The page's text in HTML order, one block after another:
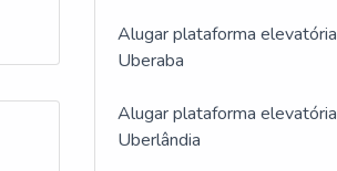
Alugar plataforma elevatória
Uberaba
Alugar plataforma elevatória
Uberlândia